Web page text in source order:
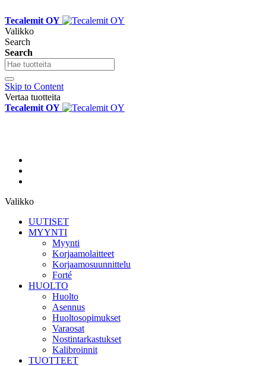
Tecalemit OY
Valikko
Search
Search
Skip to Content
Vertaa tuotteita
Tecalemit OY
Valikko
UUTISET
MYYNTI
Myynti
Korjaamolaitteet
Korjaamosuunnittelu
Forté
HUOLTO
Huolto
Asennus
Huoltosopimukset
Varaosat
Nostintarkastukset
Kalibroinnit
TUOTTEET